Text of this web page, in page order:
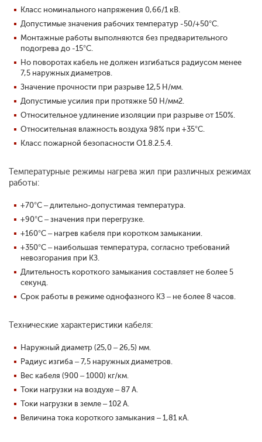
Класс номинального напряжения 0,66/1 кВ.
Допустимые значения рабочих температур -50/+50°С.
Монтажные работы выполняются без предварительного
подогрева до -15°С.
Но поворотах кабель не должен изгибаться радиусом менее
7,5 наружных диаметров.
Значение прочности при разрыве 12,5 Н/мм.
Допустимые усилия при протяжке 50 Н/мм2.
Относительное удлинение изоляции при разрыве от 150%.
Относительная влажность воздуха 98% при +35°С.
Класс пожарной безопасности O1.8.2.5.4.
Температурные режимы нагрева жил при различных режимах
работы:
+70°С – длительно-допустимая температура.
+90°С – значения при перегрузке.
+160°С – нагрев кабеля при коротком замыкании.
+350°С – наибольшая температура, согласно требований
невозгорания при КЗ.
Длительность короткого замыкания составляет не более 5
секунд.
Срок работы в режиме однофазного КЗ – не более 8 часов.
Технические характеристики кабеля:
Наружный диаметр (25,0 – 26,5) мм.
Радиус изгиба – 7,5 наружных диаметров.
Вес кабеля (900 – 1000) кг/км.
Токи нагрузки на воздухе – 87 А.
Токи нагрузки в земле – 102 А.
Величина тока короткого замыкания – 1,81 кА.